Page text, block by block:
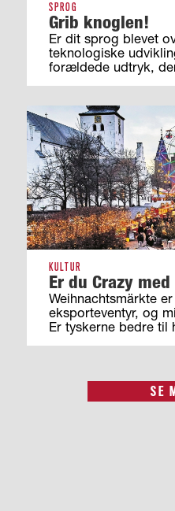
SPROG
Grib knoglen!
Er dit sprog blevet
teknologiske
forældede udtryk,
KULTUR
Er du Crazy
Weihnachtsmärkte
eksporteventyr, og
Er tyskerne bedre til
SE